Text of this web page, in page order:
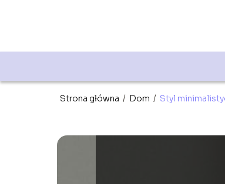
Strona główna / Dom / Styl